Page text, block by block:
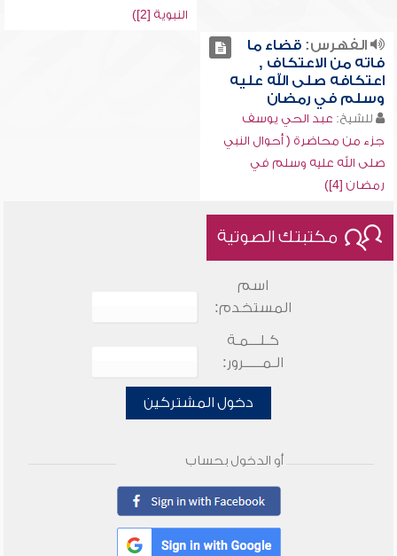
النبوية [2])
الفهرس:قضاء ما
فاته من الاعتكاف ,
اعتكافه صلى الله عليه
وسلم في رمضان
للشيخ: عبد الحي يوسف
جزء من محاضرة ( أحوال النبي
صلى الله عليه وسلم في
رمضان [4])
مكتبتك الصوتية
اسم
المستخدم:
كـلـــمـة
الـمـــــرور:
دخول المشتركين
أو الدخول بحساب